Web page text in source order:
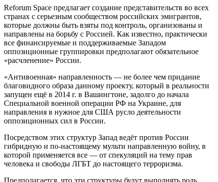
Reforum Space предлагает создание представительств во всех
странах с серьезным сообществом российских эмигрантов,
которые должны быть взяты под контроль, организованы и
направлены на борьбу с Россией. Как известно, практически
все финансируемые и поддерживаемые Западом
оппозиционные группировки предполагают обязательное
«расчленение» России.
«Антивоенная» направленность — не более чем придание
благовидного образа данному проекту, который в реальности
запущен ещё в 2014 г. в Вашингтоне, задолго до начала
Специальной военной операции РФ на Украине, для
направления в нужное для США русло деятельности
оппозиционных сил в России.
Посредством этих структур Запад ведёт против России
гибридную и по-настоящему мульти направленную войну, в
которой применяется все — от спекуляций на тему прав
человека и свободы ЛГБТ до настоящего терроризма.
Предполагается, что эти структуры будут выполнять роль